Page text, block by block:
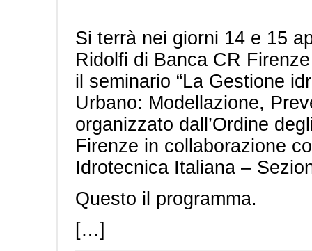
Si terrà nei giorni 14 e 15
Ridolfi di Banca CR
il seminario “La Gestione
Urbano: Modellazione,
organizzato dall’Ordine
Firenze in collaborazione
Idrotecnica Italiana –
Questo il programma.
[…]